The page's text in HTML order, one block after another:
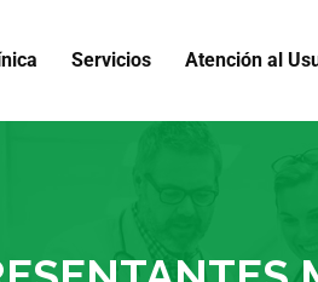
Servicios Atención al